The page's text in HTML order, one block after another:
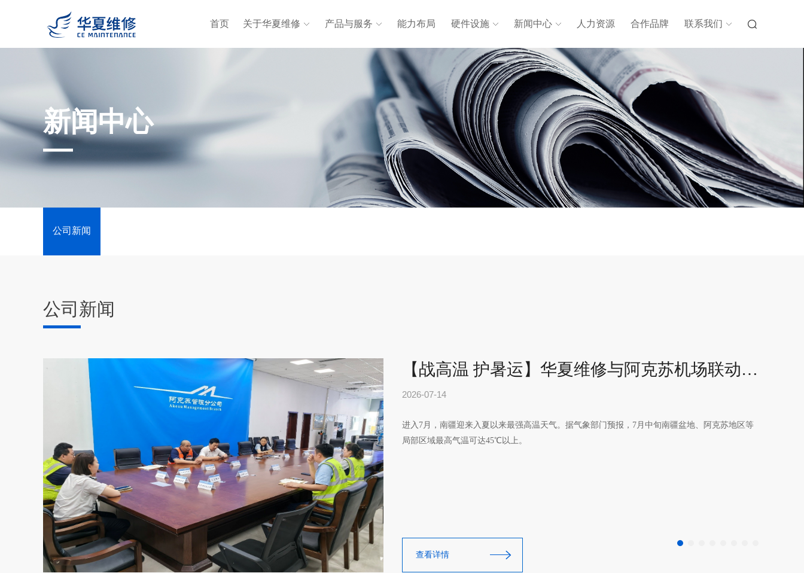
首页 关于华夏维修 产品与服务 能力布局 硬件设施 新闻中心 人力资源 合作品牌 联系我们
新闻中心
公司新闻
公司新闻
【战高温 护暑运】华夏维修与阿克苏机场联动应对高温运行
2026-07-14
进入7月，南疆迎来入夏以来最强高温天气。据气象部门预报，7月中旬南疆盆地、阿克苏地区等
局部区域最高气温可达45℃以上。
查看详情